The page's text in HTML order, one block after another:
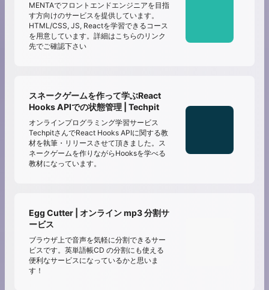
MENTAでフロントエンドエンジニアを目指
す方向けのサービスを提供しています。
HTML/CSS, JS, Reactを学習できるコース
を用意しています。詳細はこちらのリンク
先でご確認下さい
スネークゲームを作って学ぶReact
Hooks APIでの状態管理 | Techpit
オンラインプログラミング学習サービス
TechpitさんでReact Hooks APIに関する教
材を執筆・リリースさせて頂きました。ス
ネークゲームを作りながらHooksを学べる
教材になっています。
Egg Cutter | オンライン mp3 分割サ
ービス
ブラウザ上で音声を気軽に分割できるサー
ビスです。英単語帳CD の分割にも使える
便利なサービスになっているかと思いま
す！